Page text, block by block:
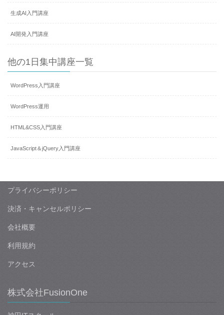
生成AI入門講座
AI開発入門講座
他の1日集中講座一覧
WordPress入門講座
WordPress運用
HTML&CSS入門講座
JavaScript＆jQuery入門講座
プライバシーポリシー
決済・キャンセルポリシー
会社概要
利用規約
アクセス
株式会社FusionOne